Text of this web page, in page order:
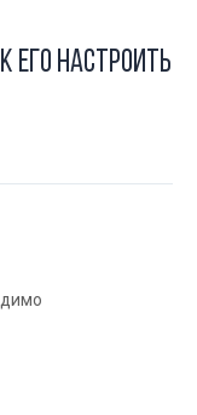
его настроить